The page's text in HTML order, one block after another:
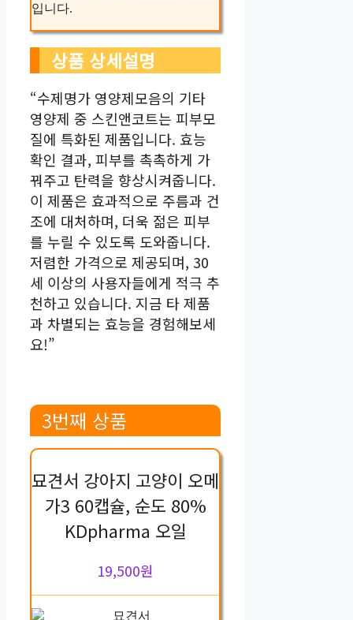
입니다.
상품 상세설명
“수제명가 영양제모음의 기타
영양제 중 스킨앤코트는 피부모
질에 특화된 제품입니다. 효능
확인 결과, 피부를 촉촉하게 가
꿔주고 탄력을 향상시켜줍니다.
이 제품은 효과적으로 주름과 건
조에 대처하며, 더욱 젊은 피부
를 누릴 수 있도록 도와줍니다.
저렴한 가격으로 제공되며, 30
세 이상의 사용자들에게 적극 추
천하고 있습니다. 지금 타 제품
과 차별되는 효능을 경험해보세
요!”
3번째 상품
묘견서 강아지 고양이 오메
가3 60캡슐, 순도 80%
KDpharma 오일
19,500원